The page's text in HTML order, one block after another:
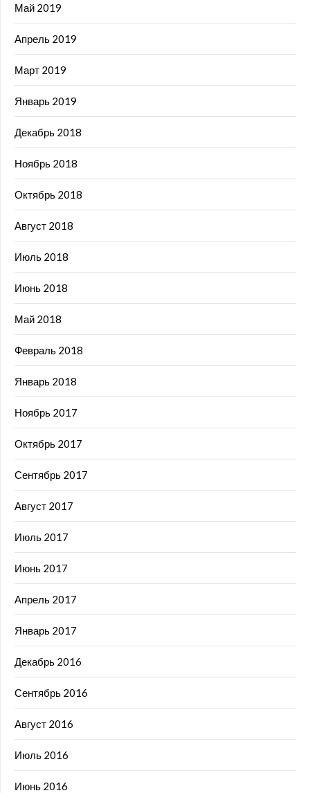
Май 2019
Апрель 2019
Март 2019
Январь 2019
Декабрь 2018
Ноябрь 2018
Октябрь 2018
Август 2018
Июль 2018
Июнь 2018
Май 2018
Февраль 2018
Январь 2018
Ноябрь 2017
Октябрь 2017
Сентябрь 2017
Август 2017
Июль 2017
Июнь 2017
Апрель 2017
Январь 2017
Декабрь 2016
Сентябрь 2016
Август 2016
Июль 2016
Июнь 2016